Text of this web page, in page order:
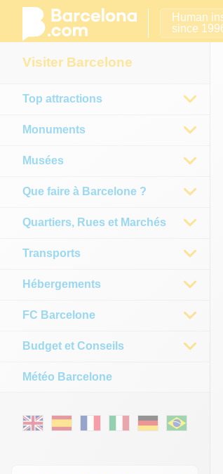
Human
since
Visiter Barcelone
Top attractions
Monuments
Musées
Que faire à Barcelone ?
Quartiers, Rues et Marchés
Transports
Hébergements
FC Barcelone
Budget et Conseils
Météo Barcelone